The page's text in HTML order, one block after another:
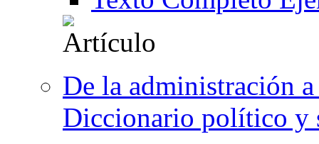
De la administración
Diccionario político y